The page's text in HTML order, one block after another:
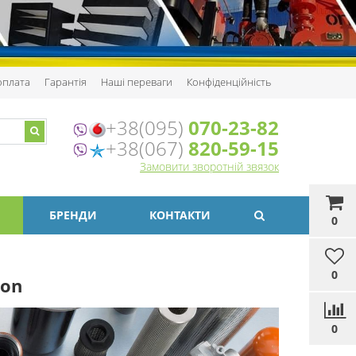
Гарантія Наші переваги Конфіденційність
0
0
0
+38(095) 070-23-82
+38(067) 820-59-15
Замовити зворотній звязок
БРЕНДИ КОНТАКТИ